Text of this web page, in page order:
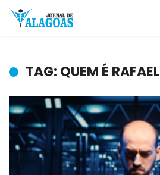
TAG: QUEM É